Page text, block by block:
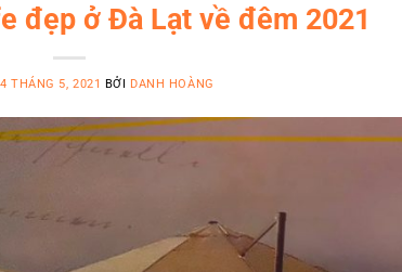
đẹp ở Đà Lạt về đêm 2021
THÁNG 5, 2021 BỞI DANH HOÀNG